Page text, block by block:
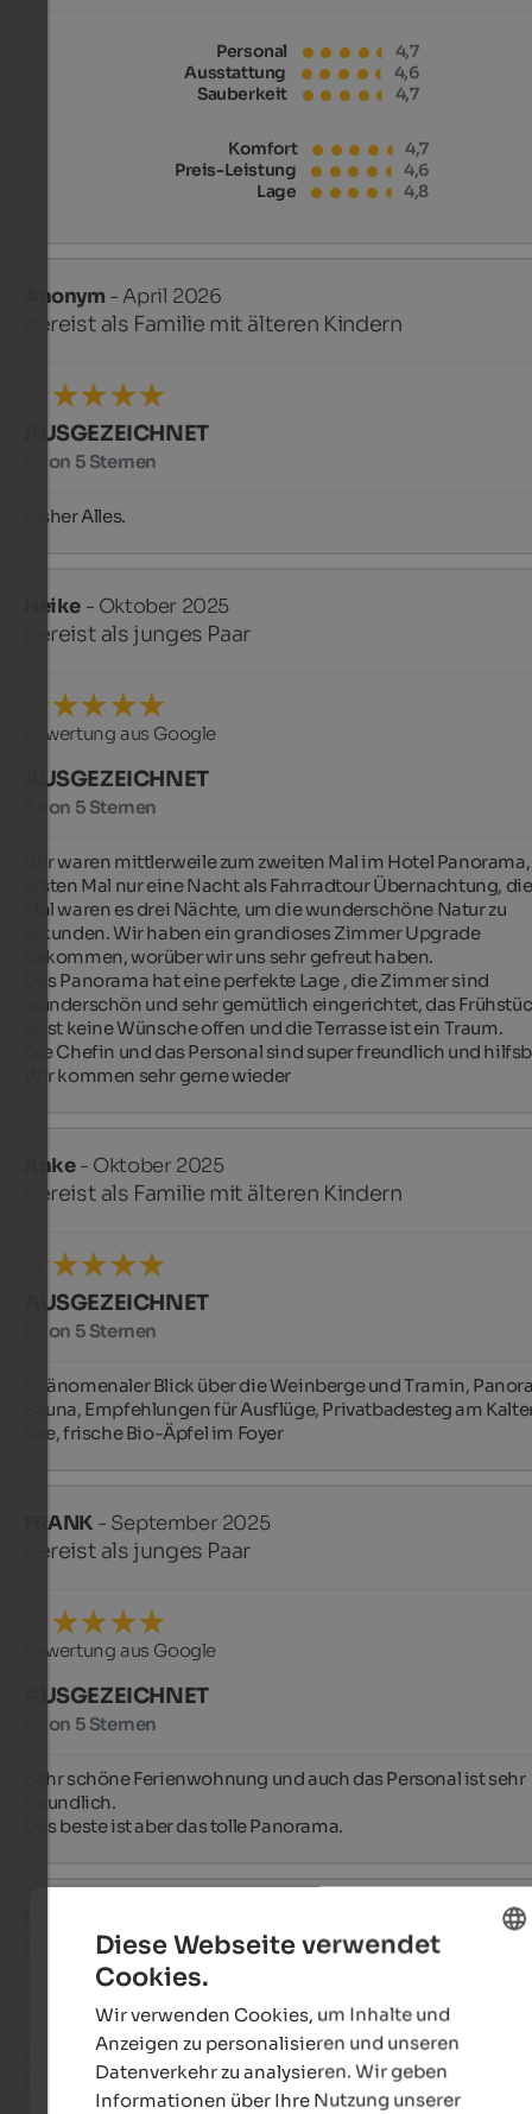
Personal
4,7
Ausstattung
4,6
Sauberkeit
4,7
Komfort
4,7
Preis-Leistung
4,6
Lage
4,8
Anonym - April 2026
gereist als Familie mit älteren Kindern
AUSGEZEICHNET
5 von 5 Sternen
Bisher Alles.
Heike - Oktober 2025
gereist als junges Paar
Bewertung aus Google
AUSGEZEICHNET
5 von 5 Sternen
Wir waren mittlerweile zum zweiten Mal im Hotel
ersten Mal nur eine Nacht als Fahrradtour Übernachtung,
Mal waren es drei Nächte, um die wunderschöne Natur zu
erkunden. Wir haben ein grandioses Zimmer Upgrade
bekommen, worüber wir uns sehr gefreut haben.
Das Panorama hat eine perfekte Lage , die Zimmer sind
wunderschön und sehr gemütlich eingerichtet, das
lässt keine Wünsche offen und die Terrasse ist ein Traum.
Die Chefin und das Personal sind super freundlich und
Wir kommen sehr gerne wieder ️
Anke- Oktober 2025
gereist als Familie mit älteren Kindern
AUSGEZEICHNET
5 von 5 Sternen
Phänomenaler Blick über die Weinberge und Tramin,
Sauna, Empfehlungen für Ausflüge, Privatbadesteg am
See, frische Bio-Äpfel im Foyer
FRANK - September 2025
gereist als junges Paar
Bewertung aus Google
AUSGEZEICHNET
5 von 5 Sternen
Sehr schöne Ferienwohnung und auch das Personal ist sehr
freundlich.
Das beste ist aber das tolle Panorama.
gereist als Familie mit älteren Kindern
AUSGEZEICHNET
5 von 5 Sternen
GERMAN
Diese Webseite verwendet
Cookies.
Wir verwenden Cookies, um Inhalte und
Anzeigen zu personalisieren und unseren
Datenverkehr zu analysieren. Wir geben
Informationen über Ihre Nutzung unserer